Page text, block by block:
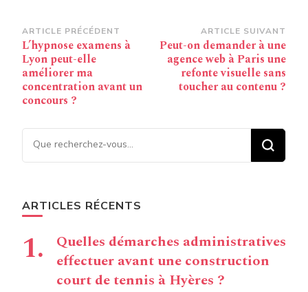
Navigation
d’article
ARTICLE PRÉCÉDENT
L’hypnose examens à
Lyon peut-elle
améliorer ma
concentration avant un
concours ?
ARTICLE SUIVANT
Peut-on demander à une
agence web à Paris une
refonte visuelle sans
toucher au contenu ?
Vous recherchiez quelque
chose ?
ARTICLES RÉCENTS
Quelles démarches administratives
effectuer avant une construction
court de tennis à Hyères ?